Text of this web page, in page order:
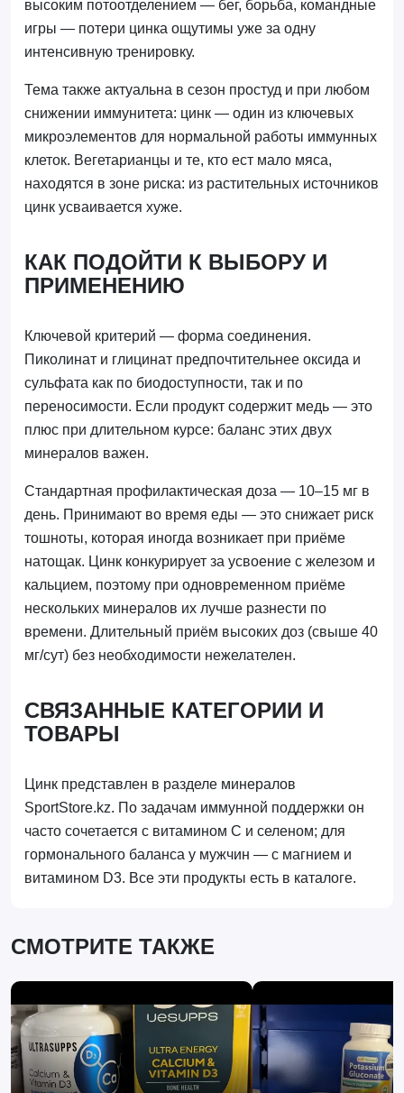
высоким потоотделением — бег, борьба, командные
игры — потери цинка ощутимы уже за одну
интенсивную тренировку.
Тема также актуальна в сезон простуд и при любом
снижении иммунитета: цинк — один из ключевых
микроэлементов для нормальной работы иммунных
клеток. Вегетарианцы и те, кто ест мало мяса,
находятся в зоне риска: из растительных источников
цинк усваивается хуже.
КАК ПОДОЙТИ К ВЫБОРУ И
ПРИМЕНЕНИЮ
Ключевой критерий — форма соединения.
Пиколинат и глицинат предпочтительнее оксида и
сульфата как по биодоступности, так и по
переносимости. Если продукт содержит медь — это
плюс при длительном курсе: баланс этих двух
минералов важен.
Стандартная профилактическая доза — 10–15 мг в
день. Принимают во время еды — это снижает риск
тошноты, которая иногда возникает при приёме
натощак. Цинк конкурирует за усвоение с железом и
кальцием, поэтому при одновременном приёме
нескольких минералов их лучше разнести по
времени. Длительный приём высоких доз (свыше 40
мг/сут) без необходимости нежелателен.
СВЯЗАННЫЕ КАТЕГОРИИ И
ТОВАРЫ
Цинк представлен в разделе минералов
SportStore.kz. По задачам иммунной поддержки он
часто сочетается с витамином C и селеном; для
гормонального баланса у мужчин — с магнием и
витамином D3. Все эти продукты есть в каталоге.
СМОТРИТЕ ТАКЖЕ